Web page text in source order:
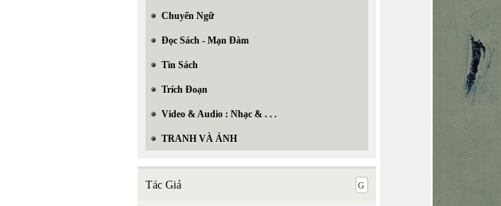
Chuyển Ngữ
Đọc Sách - Mạn Đàm
Tin Sách
Trích Đoạn
Video & Audio : Nhạc & . . .
TRANH VÀ ẢNH
Tác Giả